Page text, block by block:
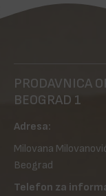
PRODAVNICA
BEOGRAD 1
Adresa:
Milovana
Beograd
Telefon za